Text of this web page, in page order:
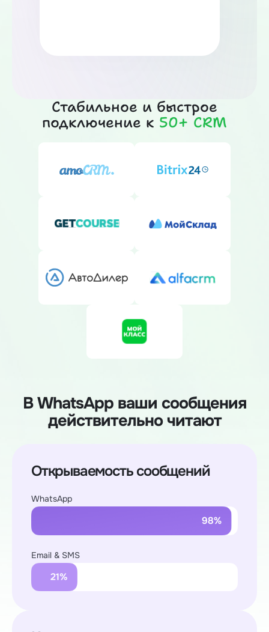
Стабильное и быстрое
подключение к 50+ CRM
В WhatsApp ваши сообщения
действительно читают
Открываемость сообщений
WhatsApp
Email & SMS